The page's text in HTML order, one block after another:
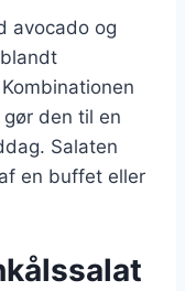
avocado og
den til en
Salaten
en buffet eller